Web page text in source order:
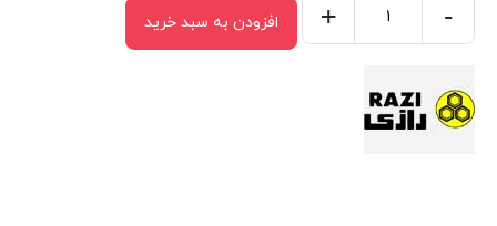
رازی
مدل
-
+ افزودن به سبد خرید